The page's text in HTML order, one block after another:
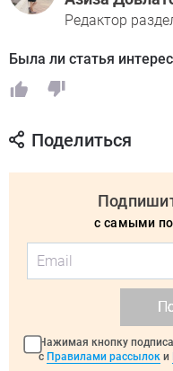
Редактор
Была ли статья
Поделиться
с самыми
Нажимая кнопку
с Правилами рассылок и